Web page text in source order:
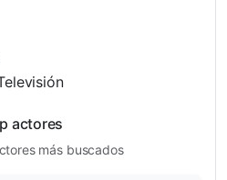
actores
más buscados